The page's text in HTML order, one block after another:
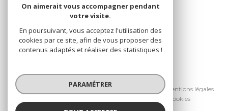
© 2026 | Tous droits réservés
Nos partenaires
Nos honoraires
Mentions légales
Cookies
On aimerait vous accompagner pendant
votre visite.
En poursuivant, vous acceptez l'utilisation des
cookies par ce site, afin de vous proposer des
contenus adaptés et réaliser des statistiques !
PARAMÉTRER